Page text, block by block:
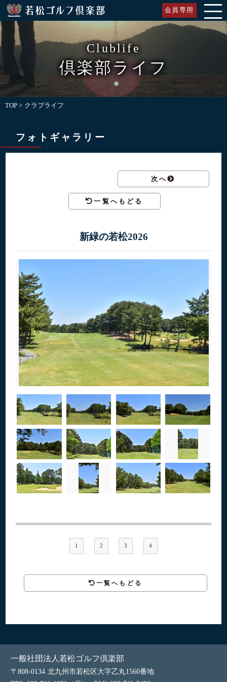
会員専用
Clublife
倶楽部ライフ
TOP クラブライフ
フォトギャラリー
次へ
一覧へもどる
新緑の若松2026
1 2 3 4
一覧へもどる
一般社団法人若松ゴルフ倶楽部
〒808-0134 北九州市若松区大字乙丸1560番地